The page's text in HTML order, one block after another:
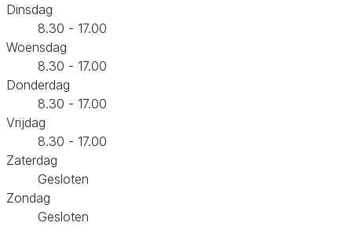
Dinsdag
8.30 - 17.00
Woensdag
8.30 - 17.00
Donderdag
8.30 - 17.00
Vrijdag
8.30 - 17.00
Zaterdag
Gesloten
Zondag
Gesloten